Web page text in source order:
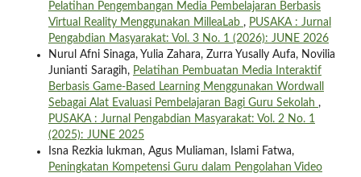
Pelatihan Pengembangan Media Pembelajaran Berbasis
Virtual Reality Menggunakan MilleaLab , PUSAKA : Jurnal
Pengabdian Masyarakat: Vol. 3 No. 1 (2026): JUNE 2026
Nurul Afni Sinaga, Yulia Zahara, Zurra Yusally Aufa, Novilia
Junianti Saragih, Pelatihan Pembuatan Media Interaktif
Berbasis Game-Based Learning Menggunakan Wordwall
Sebagai Alat Evaluasi Pembelajaran Bagi Guru Sekolah ,
PUSAKA : Jurnal Pengabdian Masyarakat: Vol. 2 No. 1
(2025): JUNE 2025
Isna Rezkia lukman, Agus Muliaman, Islami Fatwa,
Peningkatan Kompetensi Guru dalam Pengolahan Video